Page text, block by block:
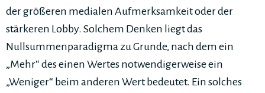
der größeren medialen Aufmerksamkeit oder der
stärkeren Lobby. Solchem Denken liegt das
Nullsummenparadigma zu Grunde, nach dem ein
„Mehr“ des einen Wertes notwendigerweise ein
„Weniger“ beim anderen Wert bedeutet. Ein solches